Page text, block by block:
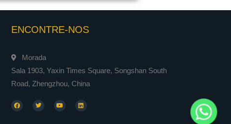
ENCONTRE-NOS
Morada
Sala 1903, Yaxin Times Square, Songshan South
Road, Zhengzhou, China